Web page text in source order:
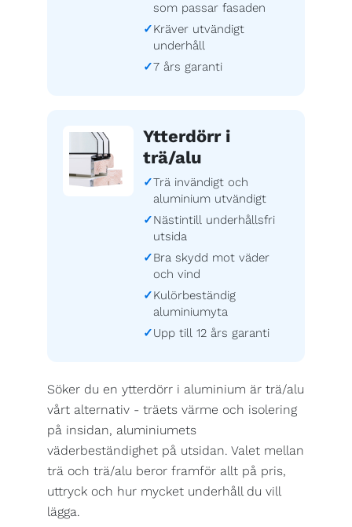
som passar fasaden
Kräver utvändigt
underhåll
7 års garanti
Ytterdörr i
trä/alu
Trä invändigt och
aluminium utvändigt
Nästintill underhållsfri
utsida
Bra skydd mot väder
och vind
Kulörbeständig
aluminiumyta
Upp till 12 års garanti
Söker du en ytterdörr i aluminium är trä/alu
vårt alternativ - träets värme och isolering
på insidan, aluminiumets
väderbeständighet på utsidan. Valet mellan
trä och trä/alu beror framför allt på pris,
uttryck och hur mycket underhåll du vill
lägga.